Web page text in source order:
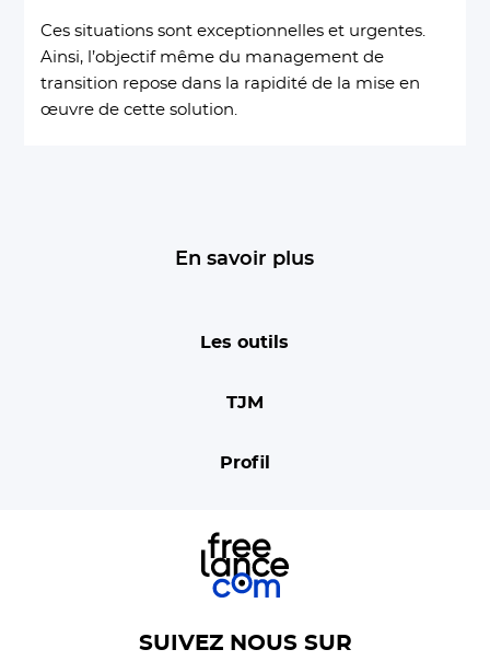
Ces situations sont exceptionnelles et urgentes.
Ainsi, l’objectif même du management de
transition repose dans la rapidité de la mise en
œuvre de cette solution.
En savoir plus
Les outils
TJM
Profil
SUIVEZ NOUS SUR